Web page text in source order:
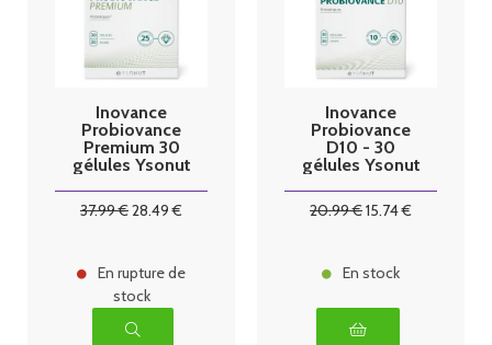
Inovance
Probiovance
Premium 30
gélules Ysonut
37.99€28.49 €
En rupture de
stock
Inovance
Probiovance
D10 - 30
gélules Ysonut
20.99€15.74€
En stock